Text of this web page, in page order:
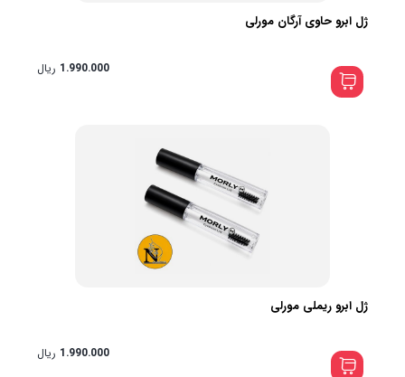
ژل ابرو حاوی آرگان مورلی
1.990.000 ریال
ژل ابرو ریملی مورلی
1.990.000 ریال